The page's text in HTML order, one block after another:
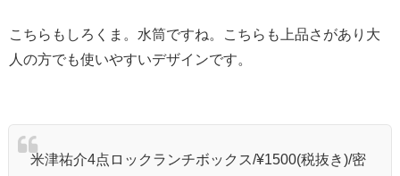
こちらもしろくま。水筒ですね。こちらも上品さがあり大
人の方でも使いやすいデザインです。
米津祐介4点ロックランチボックス/¥1500(税抜き)/密